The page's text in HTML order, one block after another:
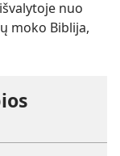
nuo
moko Biblija,